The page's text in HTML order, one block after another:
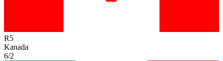
R5
Kanada
6/2